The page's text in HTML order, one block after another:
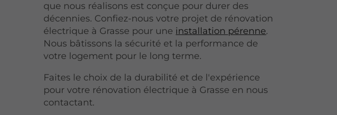
que nous réalisons est conçue pour durer des
décennies. Confiez-nous votre projet de rénovation
électrique à Grasse pour une installation pérenne.
Nous bâtissons la sécurité et la performance de
votre logement pour le long terme.
Faites le choix de la durabilité et de l'expérience
pour votre rénovation électrique à Grasse en nous
contactant.